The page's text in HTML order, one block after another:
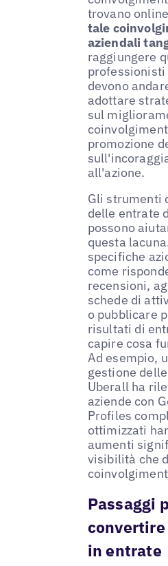
trovano
tale
aziendali
raggiungere
devono
adottare
sul
promozione
all'azione.
Gli strumenti
delle entrate
possono
questa
specifiche
come
recensioni,
schede di
o pubblicare
risultati di
capire cosa
Ad esempio,
gestione
Uberall ha
aziende con
Profiles
ottimizzati
aumenti
visibilità che
Passaggi
in entrate